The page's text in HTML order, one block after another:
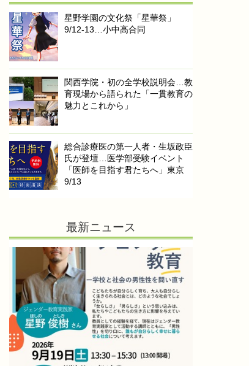
星野学園の文化祭「星華祭」
9/12-13…小中高合同
関西学院・初の全学校説明会…教
育現場から語られた「一貫教育の
魅力とこれから」
総合診療医の第一人者・生坂政臣
氏が登壇…医学部受験イベント
「医師を目指す君たちへ」東京
9/13
最新ニュース